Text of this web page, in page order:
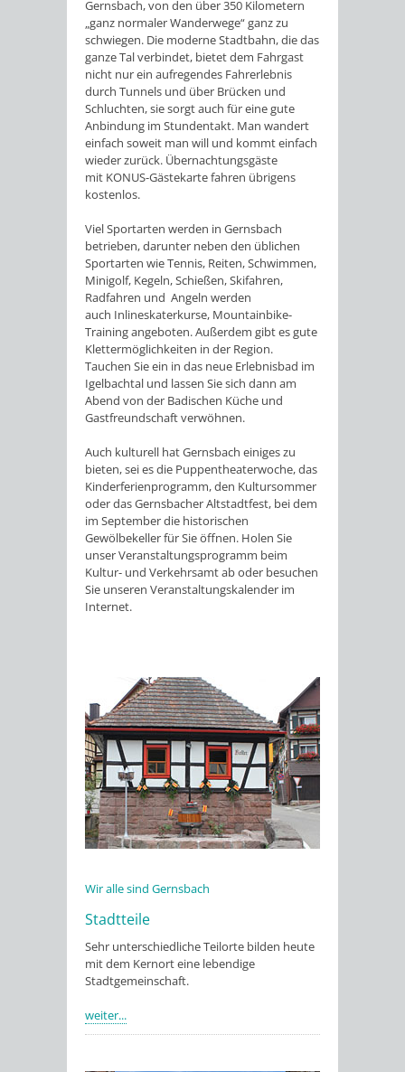
Gernsbach, von den über 350 Kilometern
„ganz normaler Wanderwege“ ganz zu
schwiegen. Die moderne Stadtbahn, die das
ganze Tal verbindet, bietet dem Fahrgast
nicht nur ein aufregendes Fahrerlebnis
durch Tunnels und über Brücken und
Schluchten, sie sorgt auch für eine gute
Anbindung im Stundentakt. Man wandert
einfach soweit man will und kommt einfach
wieder zurück. Übernachtungsgäste
mit KONUS-Gästekarte fahren übrigens
kostenlos.
Viel Sportarten werden in Gernsbach
betrieben, darunter neben den üblichen
Sportarten wie Tennis, Reiten, Schwimmen,
Minigolf, Kegeln, Schießen, Skifahren,
Radfahren und Angeln werden
auch Inlineskaterkurse, Mountainbike-
Training angeboten. Außerdem gibt es gute
Klettermöglichkeiten in der Region.
Tauchen Sie ein in das neue Erlebnisbad im
Igelbachtal und lassen Sie sich dann am
Abend von der Badischen Küche und
Gastfreundschaft verwöhnen.
Auch kulturell hat Gernsbach einiges zu
bieten, sei es die Puppentheaterwoche, das
Kinderferienprogramm, den Kultursommer
oder das Gernsbacher Altstadtfest, bei dem
im September die historischen
Gewölbekeller für Sie öffnen. Holen Sie
unser Veranstaltungsprogramm beim
Kultur- und Verkehrsamt ab oder besuchen
Sie unseren Veranstaltungskalender im
Internet.
Wir alle sind Gernsbach
Stadtteile
Sehr unterschiedliche Teilorte bilden heute
mit dem Kernort eine lebendige
Stadtgemeinschaft.
weiter...